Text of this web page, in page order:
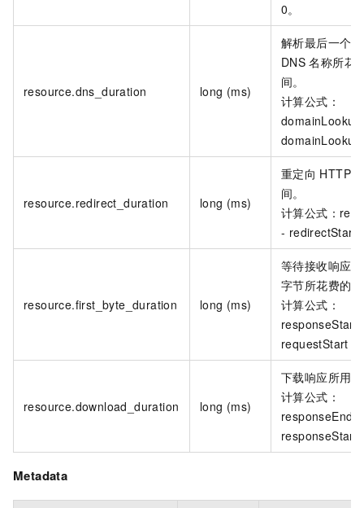
0。
resource.dns_duration long (ms)
解析最后一个
DNS 名称所花
间。
计算公式：
resource.redirect_duration long (ms)
重定向 HTTP
间。
计算公式：
- redirectStart
resource.first_byte_duration long (ms)
等待接收响应
字节所花费的
计算公式：
responseStart
requestStart
resource.download_duration long (ms)
下载响应所用
计算公式：
responseEnd -
responseStart
Metadata